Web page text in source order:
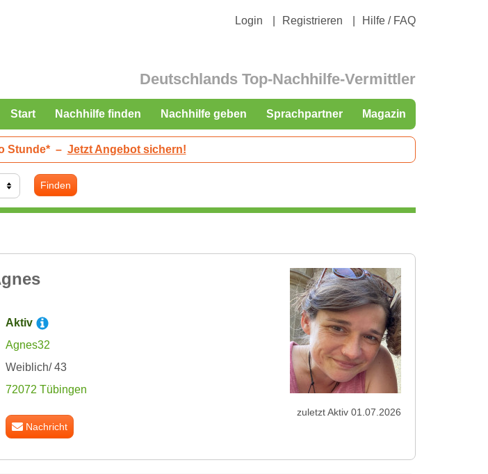
Login Registrieren Hilfe / FAQ
Deutschlands Top-Nachhilfe-Vermittler
Start Nachhilfe finden Nachhilfe geben Sprachpartner Magazin
Stunde* – Jetzt Angebot sichern!
Finden
Aktiv
Agnes32
Weiblich/ 43
72072 Tübingen
Nachricht
zuletzt Aktiv 01.07.2026